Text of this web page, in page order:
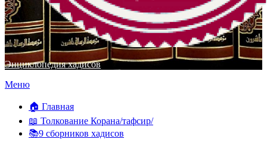
Энциклопедия хадисов
Перейти
содержимому
Меню
🏠 Главная
📖 Толкование Корана/тафсир/
📚9 сборников хадисов